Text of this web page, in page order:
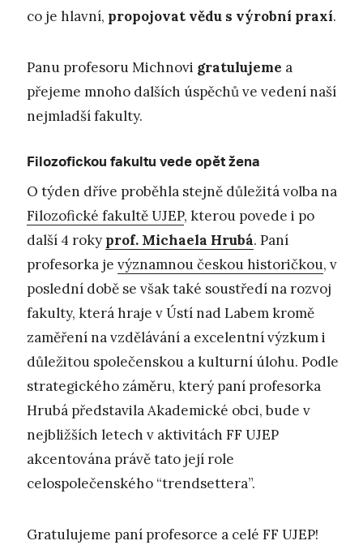
co je hlavní, propojovat vědu s výrobní praxí.
Panu profesoru Michnovi gratulujeme a
přejeme mnoho dalších úspěchů ve vedení naší
nejmladší fakulty.
Filozofickou fakultu vede opět žena
O týden dříve proběhla stejně důležitá volba na
Filozofické fakultě UJEP, kterou povede i po
další 4 roky prof. Michaela Hrubá. Paní
profesorka je významnou českou historičkou, v
poslední době se však také soustředí na rozvoj
fakulty, která hraje v Ústí nad Labem kromě
zaměření na vzdělávání a excelentní výzkum i
důležitou společenskou a kulturní úlohu. Podle
strategického záměru, který paní profesorka
Hrubá představila Akademické obci, bude v
nejbližších letech v aktivitách FF UJEP
akcentována právě tato její role
celospolečenského “trendsettera”.
Gratulujeme paní profesorce a celé FF UJEP!